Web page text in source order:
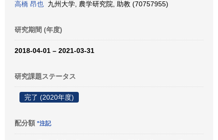
高橋 昂也 九州大学, 農学研究院, 助教 (70757955)
研究期間 (年度)
2018-04-01 – 2021-03-31
研究課題ステータス
完了 (2020年度)
配分額 *注記